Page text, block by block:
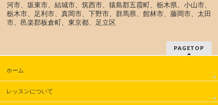
河市、坂東市、結城市、筑西市、猿島郡五霞町、栃木県、小山市、
栃木市、足利市、真岡市、下野市、群馬県、館林市、藤岡市、太田
市、邑楽郡板倉町、東京都、足立区
PAGETOP
ホーム
レッスンについて